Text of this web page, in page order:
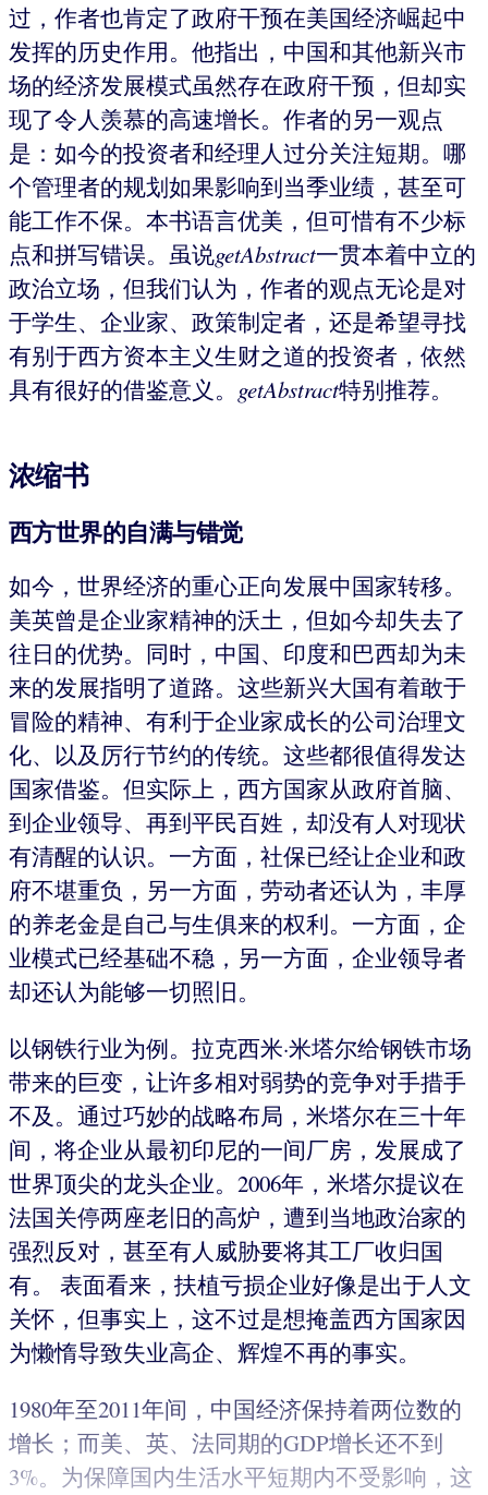
过，作者也肯定了政府干预在美国经济崛起中
发挥的历史作用。他指出，中国和其他新兴市
场的经济发展模式虽然存在政府干预，但却实
现了令人羡慕的高速增长。作者的另一观点
是：如今的投资者和经理人过分关注短期。哪
个管理者的规划如果影响到当季业绩，甚至可
能工作不保。本书语言优美，但可惜有不少标
点和拼写错误。虽说getAbstract一贯本着中立的
政治立场，但我们认为，作者的观点无论是对
于学生、企业家、政策制定者，还是希望寻找
有别于西方资本主义生财之道的投资者，依然
具有很好的借鉴意义。 getAbstract特别推荐。
浓缩书
西方世界的自满与错觉
如今，世界经济的重心正向发展中国家转移。
美英曾是企业家精神的沃土，但如今却失去了
往日的优势。同时，中国、印度和巴西却为未
来的发展指明了道路。这些新兴大国有着敢于
冒险的精神、有利于企业家成长的公司治理文
化、以及厉行节约的传统。这些都很值得发达
国家借鉴。但实际上，西方国家从政府首脑、
到企业领导、再到平民百姓，却没有人对现状
有清醒的认识。一方面，社保已经让企业和政
府不堪重负，另一方面，劳动者还认为，丰厚
的养老金是自己与生俱来的权利。一方面，企
业模式已经基础不稳，另一方面，企业领导者
却还认为能够一切照旧。
以钢铁行业为例。拉克西米·米塔尔给钢铁市场
带来的巨变，让许多相对弱势的竞争对手措手
不及。通过巧妙的战略布局，米塔尔在三十年
间，将企业从最初印尼的一间厂房，发展成了
世界顶尖的龙头企业。2006年，米塔尔提议在
法国关停两座老旧的高炉，遭到当地政治家的
强烈反对，甚至有人威胁要将其工厂收归国
有。 表面看来，扶植亏损企业好像是出于人文
关怀，但事实上，这不过是想掩盖西方国家因
为懒惰导致失业高企、辉煌不再的事实。
1980年至2011年间，中国经济保持着两位数的
增长；而美、英、法同期的GDP增长还不到
3%。为保障国内生活水平短期内不受影响，这